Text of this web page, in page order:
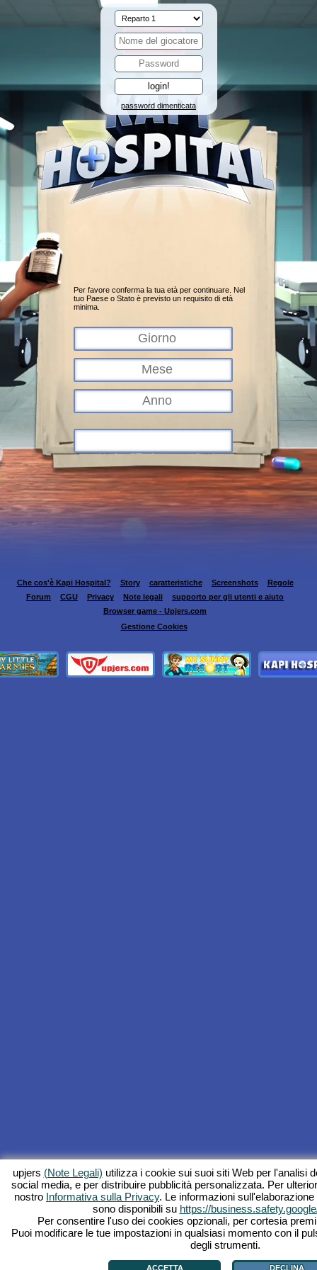
password dimenticata
Per favore conferma la tua età per continuare. Nel
tuo Paese o Stato è previsto un requisito di età
minima.
Che cos'è Kapi Hospital? Story caratteristiche Screenshots
Regole
Forum
CGU Privacy Note legali
supporto per gli utenti e aiuto
Browser game - Upjers.com
Gestione Cookies
upjers (Note Legali) utilizza i cookie sui suoi siti Web per l'analisi
social media, e per distribuire pubblicità personalizzata. Per
nostro Informativa sulla Privacy. Le informazioni
sono disponibili su https://
Per consentire l'uso dei cookies opzionali, per cortesia
Puoi modificare le tue impostazioni in qualsiasi momento con il
degli strumenti.
ACCETTA DECLINA